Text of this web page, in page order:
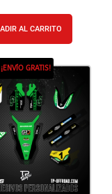
AL CARRITO
¡ENVÍO GRATIS!